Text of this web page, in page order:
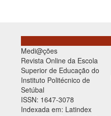
Medi@ções
Revista Online da Escola
Superior de Educação do
Instituto Politécnico de
Setúbal
ISSN: 1647-3078
Indexada em: Latindex